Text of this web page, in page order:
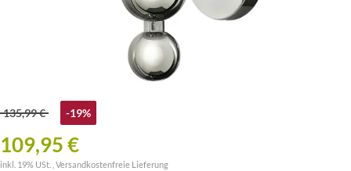
135,99 € -19%
109,95 €
inkl. 19% USt. , Versandkostenfreie Lieferung